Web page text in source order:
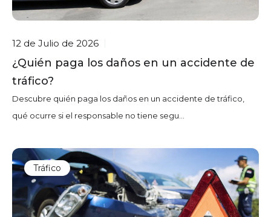
12 de Julio de 2026
¿Quién paga los daños en un accidente de
tráfico?
Descubre quién paga los daños en un accidente de tráfico,
qué ocurre si el responsable no tiene segu...
Tráfico